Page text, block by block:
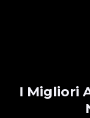
I Migliori